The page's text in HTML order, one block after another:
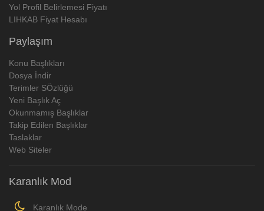
Yol Profil Belirlemesi Fiyatı
LIHKAB Fiyat Hesabı
Paylaşım
Konu Başlıkları
Dosya İndir
Terimler SÖzlüğü
Yeni Başlık Aç
Okunmamış Başlıklar
Takip Edilen Başlıklar
Taslaklar
Web Siteler
Karanlık Mod
Karanlık Mode